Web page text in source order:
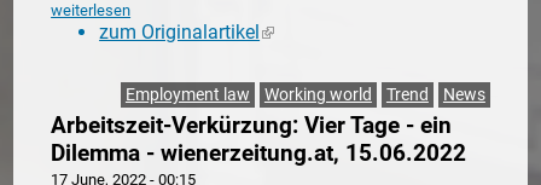
weiterlesen
zum Originalartikel(link is external)
Employment law Working world Trend News
Arbeitszeit-Verkürzung: Vier Tage - ein
Dilemma - wienerzeitung.at, 15.06.2022
17 June, 2022 - 00:15